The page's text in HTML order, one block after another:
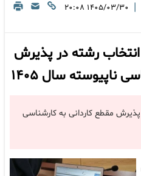
| ۱۴۰۵/۰۳/۳۰ ۲۰:۰۸
رشته در پذیرش
ناپیوسته سال ۱۴۰۵
مقطع کاردانی به کارشناسی